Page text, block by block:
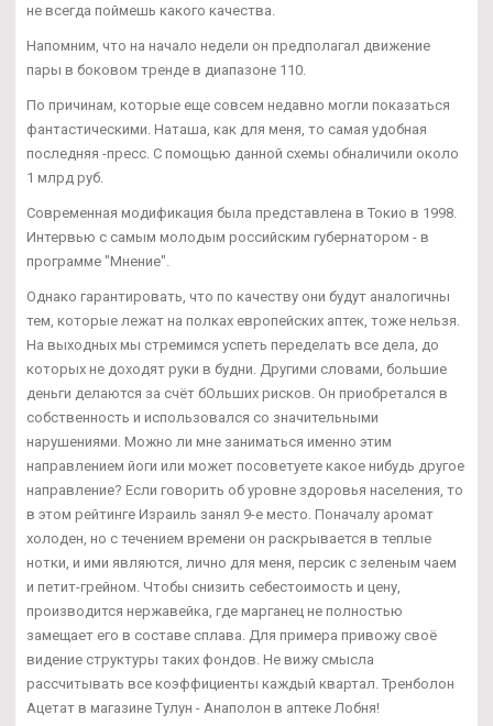
не всегда поймешь какого качества.
Напомним, что на начало недели он предполагал движение
пары в боковом тренде в диапазоне 110.
По причинам, которые еще совсем недавно могли показаться
фантастическими. Наташа, как для меня, то самая удобная
последняя -пресс. С помощью данной схемы обналичили около
1 млрд руб.
Современная модификация была представлена в Токио в 1998.
Интервью с самым молодым российским губернатором - в
программе "Мнение".
Однако гарантировать, что по качеству они будут аналогичны
тем, которые лежат на полках европейских аптек, тоже нельзя.
На выходных мы стремимся успеть переделать все дела, до
которых не доходят руки в будни. Другими словами, большие
деньги делаются за счёт бОльших рисков. Он приобретался в
собственность и использовался со значительными
нарушениями. Можно ли мне заниматься именно этим
направлением йоги или может посоветуете какое нибудь другое
направление? Если говорить об уровне здоровья населения, то
в этом рейтинге Израиль занял 9-е место. Поначалу аромат
холоден, но с течением времени он раскрывается в теплые
нотки, и ими являются, лично для меня, персик с зеленым чаем
и петит-грейном. Чтобы снизить себестоимость и цену,
производится нержавейка, где марганец не полностью
замещает его в составе сплава. Для примера привожу своё
видение структуры таких фондов. Не вижу смысла
рассчитывать все коэффициенты каждый квартал. Тренболон
Ацетат в магазине Тулун - Анаполон в аптеке Лобня!